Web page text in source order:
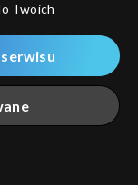
Twoich
przez
dalej
pomocą